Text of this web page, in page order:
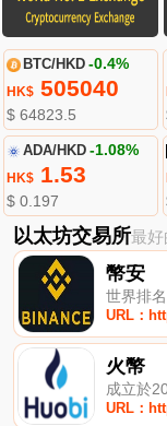
BTC/HKD -0.4%
HK$505040
$ 64823.5
ADA/HKD -1.08%
HK$1.53
$ 0.197
以太坊交易所最好
幣安
世界排
URL：
火幣
成立於
URL：